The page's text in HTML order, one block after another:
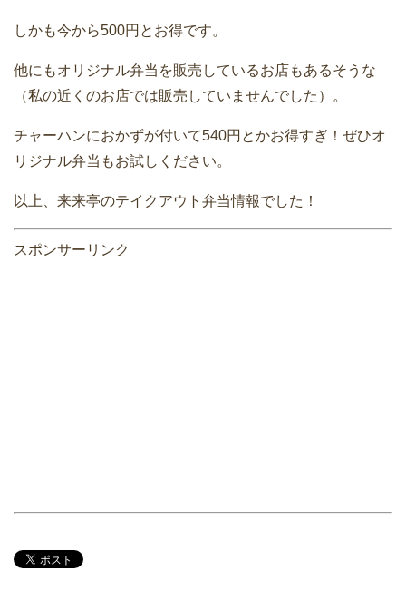
しかも今から500円とお得です。
他にもオリジナル弁当を販売しているお店もあるそうな
（私の近くのお店では販売していませんでした）。
チャーハンにおかずが付いて540円とかお得すぎ！ぜひオ
リジナル弁当もお試しください。
以上、来来亭のテイクアウト弁当情報でした！
スポンサーリンク